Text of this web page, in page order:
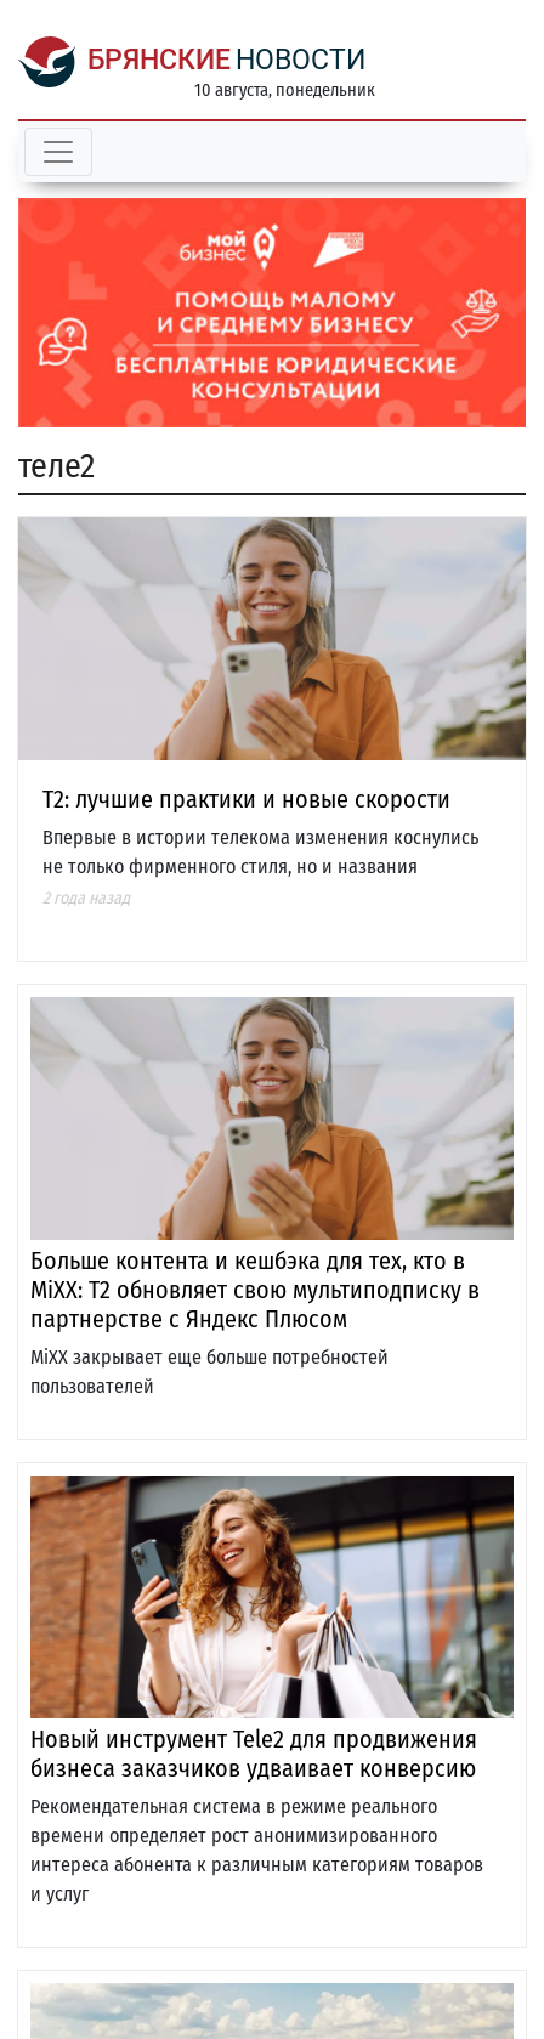
БРЯНСКИЕ НОВОСТИ
10 августа, понедельник
теле2
T2: лучшие практики и новые скорости
Впервые в истории телекома изменения коснулись
не только фирменного стиля, но и названия
2 года назад
Больше контента и кешбэка для тех, кто в
MiXX: T2 обновляет свою мультиподписку в
партнерстве с Яндекс Плюсом
MiXX закрывает еще больше потребностей
пользователей
Новый инструмент Tele2 для продвижения
бизнеса заказчиков удваивает конверсию
Рекомендательная система в режиме реального
времени определяет рост анонимизированного
интереса абонента к различным категориям товаров
и услуг